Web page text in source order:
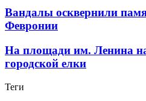
Вандалы осквернили
Февронии
На площади им. Ленина
городской елки
Теги